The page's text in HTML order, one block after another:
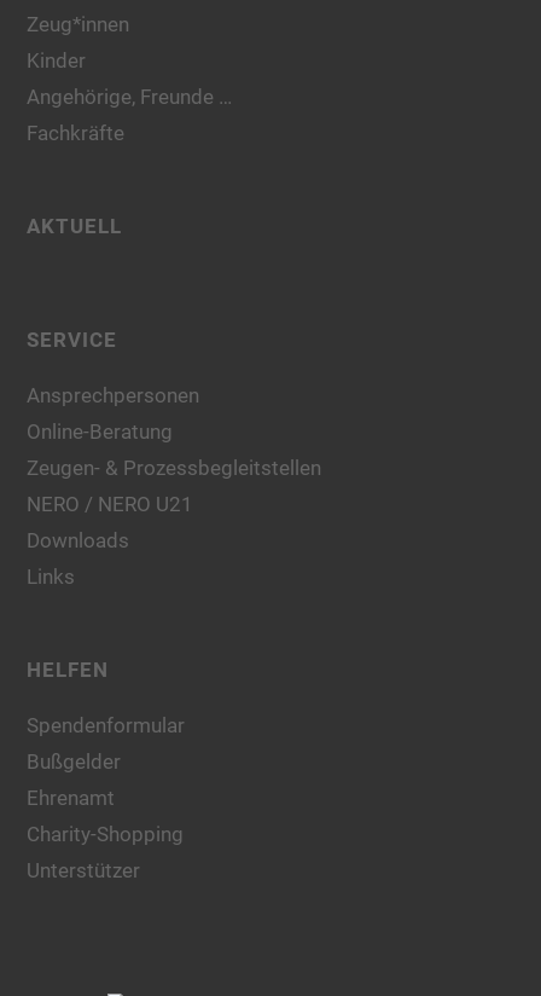
Zeug*innen
Kinder
Angehörige, Freunde …
Fachkräfte
AKTUELL
SERVICE
Ansprechpersonen
Online-Beratung
Zeugen- & Prozessbegleitstellen
NERO / NERO U21
Downloads
Links
HELFEN
Spendenformular
Bußgelder
Ehrenamt
Charity-Shopping
Unterstützer